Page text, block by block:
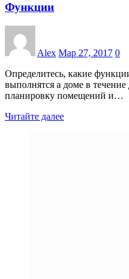
Функции
Alex Мар 27, 2017 0
Определитесь, какие
выполнятся а доме в
планировку помещений и…
Читайте далее